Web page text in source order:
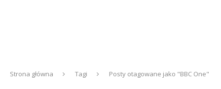
Strona główna Tagi Posty otagowane jako "BBC One"